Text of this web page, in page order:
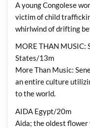
A young Congolese
victim of child
whirlwind of drifting
MORE THAN MUSIC:
States/13m
More Than Music:
an entire culture
to the world.
AIDA Egypt/20m
Aida; the oldest flower